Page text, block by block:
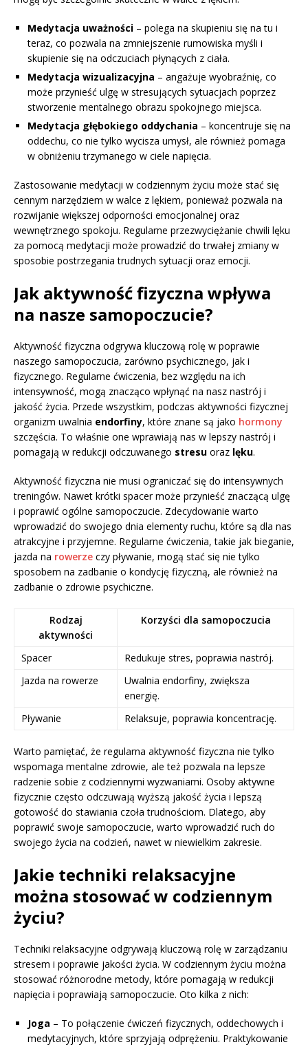
Medytacja uważności – polega na skupieniu się na tu i
teraz, co pozwala na zmniejszenie rumowiska myśli i
skupienie się na odczuciach płynących z ciała.
Medytacja wizualizacyjna – angażuje wyobraźnię, co
może przynieść ulgę w stresujących sytuacjach poprzez
stworzenie mentalnego obrazu spokojnego miejsca.
Medytacja głębokiego oddychania – koncentruje się na
oddechu, co nie tylko wycisza umysł, ale również pomaga
w obniżeniu trzymanego w ciele napięcia.
Zastosowanie medytacji w codziennym życiu może stać się
cennym narzędziem w walce z lękiem, ponieważ pozwala na
rozwijanie większej odporności emocjonalnej oraz
wewnętrznego spokoju. Regularne przezwyciężanie chwili lęku
za pomocą medytacji może prowadzić do trwałej zmiany w
sposobie postrzegania trudnych sytuacji oraz emocji.
Jak aktywność fizyczna wpływa
na nasze samopoczucie?
Aktywność fizyczna odgrywa kluczową rolę w poprawie
naszego samopoczucia, zarówno psychicznego, jak i
fizycznego. Regularne ćwiczenia, bez względu na ich
intensywność, mogą znacząco wpłynąć na nasz nastrój i
jakość życia. Przede wszystkim, podczas aktywności fizycznej
organizm uwalnia endorfiny, które znane są jako hormony
szczęścia. To właśnie one wprawiają nas w lepszy nastrój i
pomagają w redukcji odczuwanego stresu oraz lęku.
Aktywność fizyczna nie musi ograniczać się do intensywnych
treningów. Nawet krótki spacer może przynieść znaczącą ulgę
i poprawić ogólne samopoczucie. Zdecydowanie warto
wprowadzić do swojego dnia elementy ruchu, które są dla nas
atrakcyjne i przyjemne. Regularne ćwiczenia, takie jak bieganie,
jazda na rowerze czy pływanie, mogą stać się nie tylko
sposobem na zadbanie o kondycję fizyczną, ale również na
zadbanie o zdrowie psychiczne.
Rodzaj
aktywności
Korzyści dla samopoczucia
Spacer
Redukuje stres, poprawia nastrój.
Jazda na rowerze
Uwalnia endorfiny, zwiększa
energię.
Pływanie
Relaksuje, poprawia koncentrację.
Warto pamiętać, że regularna aktywność fizyczna nie tylko
wspomaga mentalne zdrowie, ale też pozwala na lepsze
radzenie sobie z codziennymi wyzwaniami. Osoby aktywne
fizycznie często odczuwają wyższą jakość życia i lepszą
gotowość do stawiania czoła trudnościom. Dlatego, aby
poprawić swoje samopoczucie, warto wprowadzić ruch do
swojego życia na codzień, nawet w niewielkim zakresie.
Jakie techniki relaksacyjne
można stosować w codziennym
życiu?
Techniki relaksacyjne odgrywają kluczową rolę w zarządzaniu
stresem i poprawie jakości życia. W codziennym życiu można
stosować różnorodne metody, które pomagają w redukcji
napięcia i poprawiają samopoczucie. Oto kilka z nich:
Joga – To połączenie ćwiczeń fizycznych, oddechowych i
medytacyjnych, które sprzyjają odprężeniu. Praktykowanie